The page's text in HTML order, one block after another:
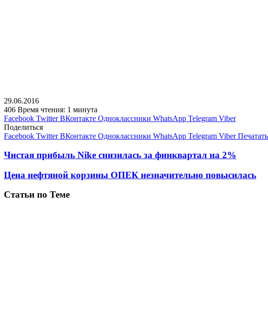
29.06.2016
406 Время чтения: 1 минута
Facebook Twitter ВКонтакте Одноклассники WhatsApp Telegram Viber
Поделиться
Facebook Twitter ВКонтакте Одноклассники WhatsApp Telegram Viber Печатать
Чистая прибыль Nike снизилась за финквартал на 2%
Цена нефтяной корзины ОПЕК незначительно повысилась
Статьи по Теме